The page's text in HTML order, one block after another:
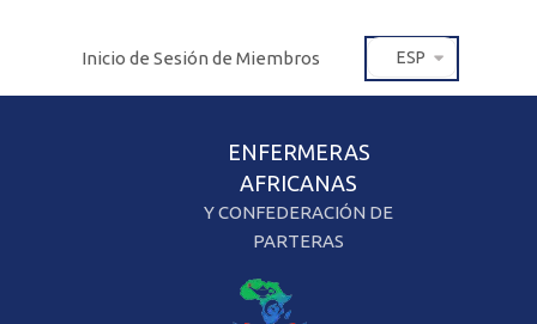
Inicio de Sesión de Miembros ESP
ENFERMERAS
AFRICANAS
Y CONFEDERACIÓN DE
PARTERAS